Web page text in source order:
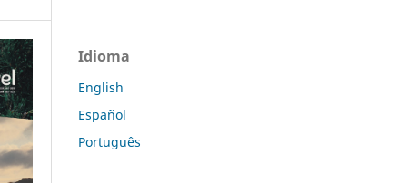
Idioma
English
Español
Português